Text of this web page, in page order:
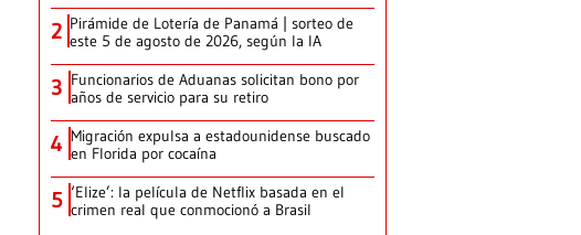
2 Pirámide de Lotería de Panamá | sorteo de
este 5 de agosto de 2026, según la IA
3 Funcionarios de Aduanas solicitan bono por
años de servicio para su retiro
4 Migración expulsa a estadounidense buscado
en Florida por cocaína
5 ‘Elize’: la película de Netflix basada en el
crimen real que conmocionó a Brasil